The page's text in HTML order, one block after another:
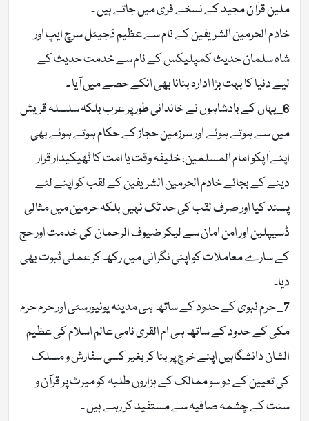
ملین قرآن مجید کے نسخے فری میں جاتے ہیں ۔
خادم الحرمين الشريفين کے نام سے عظیم ڈجیٹل سرچ ایپ اور
شاہ سلمان حدیث کمپلیکس کے نام سے خدمت حدیث کے
لیے دنیا کا بہت بڑا ادارہ بنانا بھی انکے حصے میں آیا ۔
6_یہاں کے بادشاہوں نے خاندانی طور پر عرب بلکہ سلسلہ قریش
میں سے ہوتے ہوئے اور سرزمین حجاز کے حکام ہوتے ہوئے بھی
اپنے آپکو امام المسلمین، خلیفہ وقت یا امت کا ٹھیکیدار قرار
دینے کے بجائے خادم الحرمین الشریفین کے لقب کو اپنے لئے
پسند کیا اور صرف لقب کی حد تک نہیں بلکہ حرمین میں مثالی
ڈسیپلین اور امن امان سے لیکر ضیوف الرحمان کی خدمت اور حج
کے سارے معاملات کو اپنی نگرانی میں رکھ کر عملی ثبوت بھی
دیا۔
7_ حرم نبوی کے حدود کے ساتھ ہی مدینہ یونیورسٹی اور حرم حرم
مکی کے حدود کے ساتھ ہی ام القری نامی عالم اسلام کی عظیم
الشان دانشگاہیں اپنے خرچ پر بنا کر بغیر کسی سفارش و مسلک
کی تعیین کے دو سو ممالک کے ہزاروں طلبہ کو میرٹ پر قرآن و
سنت کے چشمہ صافیہ سے مستفید کر رہے ہیں ۔